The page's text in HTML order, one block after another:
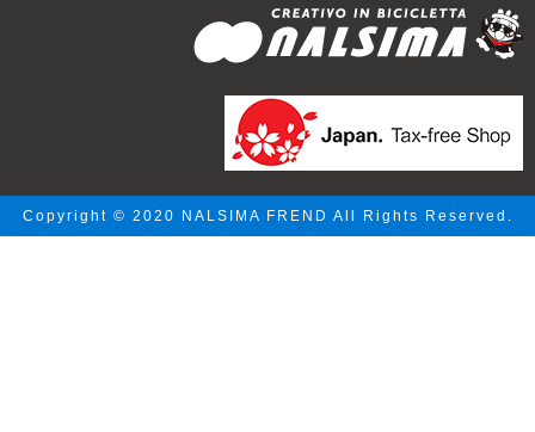
Copyright © 2020 NALSIMA FREND All Rights Reserved.